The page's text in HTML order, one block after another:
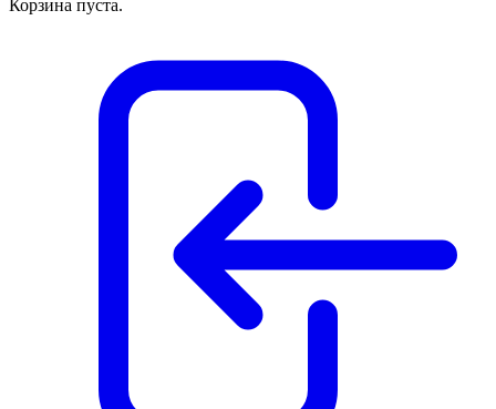
Корзина пуста.